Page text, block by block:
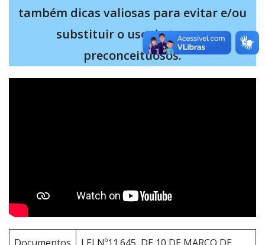
também dicas valiosas para evitar e/ou
substituir o uso de termos
preconceituosos.